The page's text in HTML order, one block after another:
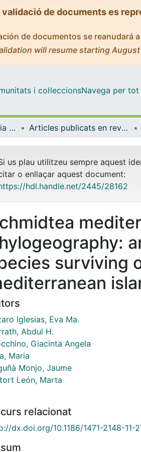
de documents es
de documentos se reanudará
will resume starting
i col·leccionsNavega per tot
Genètica, Microbiologia i Estadística Articles publicats en revistes (Genètica, Microbiologia i Estadística)
us plau utilitzeu sempre aquest
o enllaçar aquest document:
hdl.handle.net/2445/28162
surviving
Iglesias, Eva Ma.
Abdul H.
Giacinta Angela
Maria
Monjo, Jaume
León, Marta
relacionat
dx.doi.org/10.1186/1471-2148-11-